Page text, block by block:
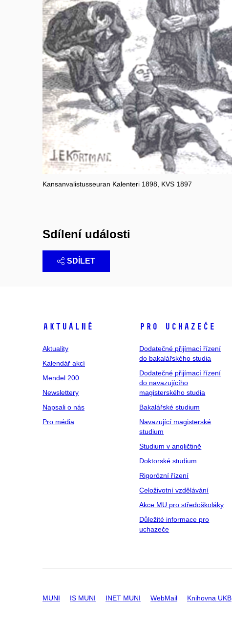
Kansanvalistusseuran Kalenteri 1898, KVS 1897
Sdílení události
SDÍLET
Aktuálně
Aktuality
Kalendář akcí
Mendel 200
Newslettery
Napsali o nás
Pro média
Pro uchazeče
Dodatečné přijímací řízení
do bakalářského studia
Dodatečné přijímací řízení
do navazujícího
magisterského studia
Bakalářské studium
Navazující magisterské
studium
Studium v angličtině
Doktorské studium
Rigorózní řízení
Celoživotní vzdělávání
Akce MU pro středoškoláky
Důležité informace pro
uchazeče
MUNI IS MUNI INET MUNI WebMail Knihovna UKB